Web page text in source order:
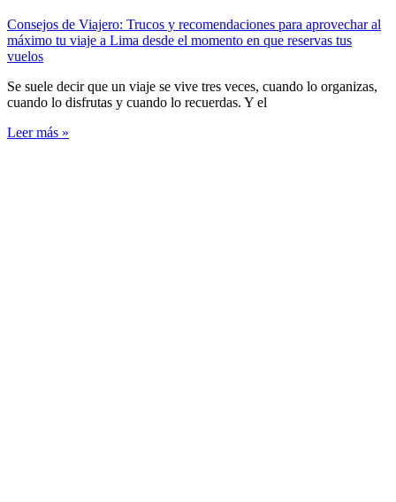
Consejos de Viajero: Trucos y recomendaciones para aprovechar al
máximo tu viaje a Lima desde el momento en que reservas tus
vuelos
Se suele decir que un viaje se vive tres veces, cuando lo organizas,
cuando lo disfrutas y cuando lo recuerdas. Y el
Leer más »